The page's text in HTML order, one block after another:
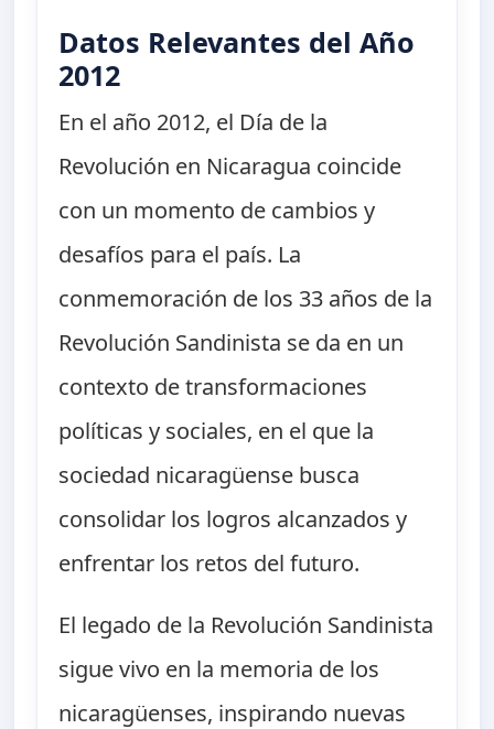
Datos Relevantes del Año
2012
En el año 2012, el Día de la
Revolución en Nicaragua coincide
con un momento de cambios y
desafíos para el país. La
conmemoración de los 33 años de la
Revolución Sandinista se da en un
contexto de transformaciones
políticas y sociales, en el que la
sociedad nicaragüense busca
consolidar los logros alcanzados y
enfrentar los retos del futuro.
El legado de la Revolución Sandinista
sigue vivo en la memoria de los
nicaragüenses, inspirando nuevas